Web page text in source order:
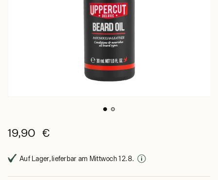
19,90 €
Auf Lager, lieferbar am Mittwoch 12. 8.